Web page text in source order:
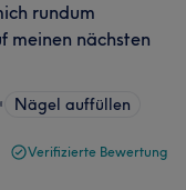
rundum
meinen nächsten
• Nägel auffüllen
Verifizierte Bewertung